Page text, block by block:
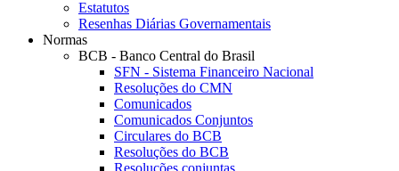
Estatutos
Resenhas Diárias Governamentais
Normas
BCB - Banco Central do Brasil
SFN - Sistema Financeiro Nacional
Resoluções do CMN
Comunicados
Comunicados Conjuntos
Circulares do BCB
Resoluções do BCB